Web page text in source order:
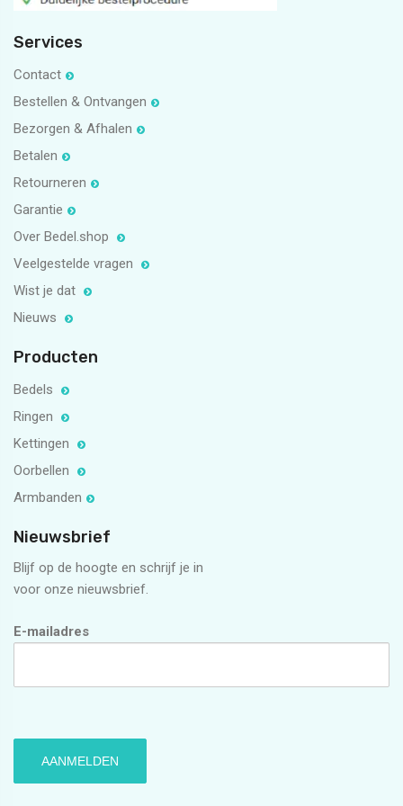
Services
Contact
Bestellen & Ontvangen
Bezorgen & Afhalen
Betalen
Retourneren
Garantie
Over Bedel.shop
Veelgestelde vragen
Wist je dat
Nieuws
Producten
Bedels
Ringen
Kettingen
Oorbellen
Armbanden
Nieuwsbrief
Blijf op de hoogte en schrijf je in
voor onze nieuwsbrief.
E-mailadres